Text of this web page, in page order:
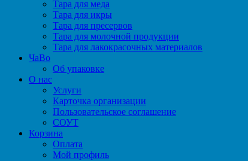
Тара для меда
Тара для икры
Тара для пресервов
Тара для молочной продукции
Тара для лакокрасочных материалов
ЧаВо
Об упаковке
О нас
Услуги
Карточка организации
Пользовательское соглашение
СОУТ
Корзина
Оплата
Мой профиль